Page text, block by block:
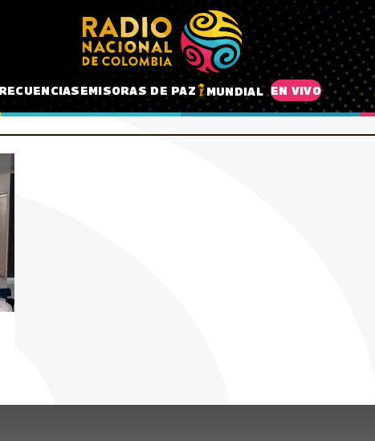
EMISORAS DE PAZ MUNDIAL EN VIVO